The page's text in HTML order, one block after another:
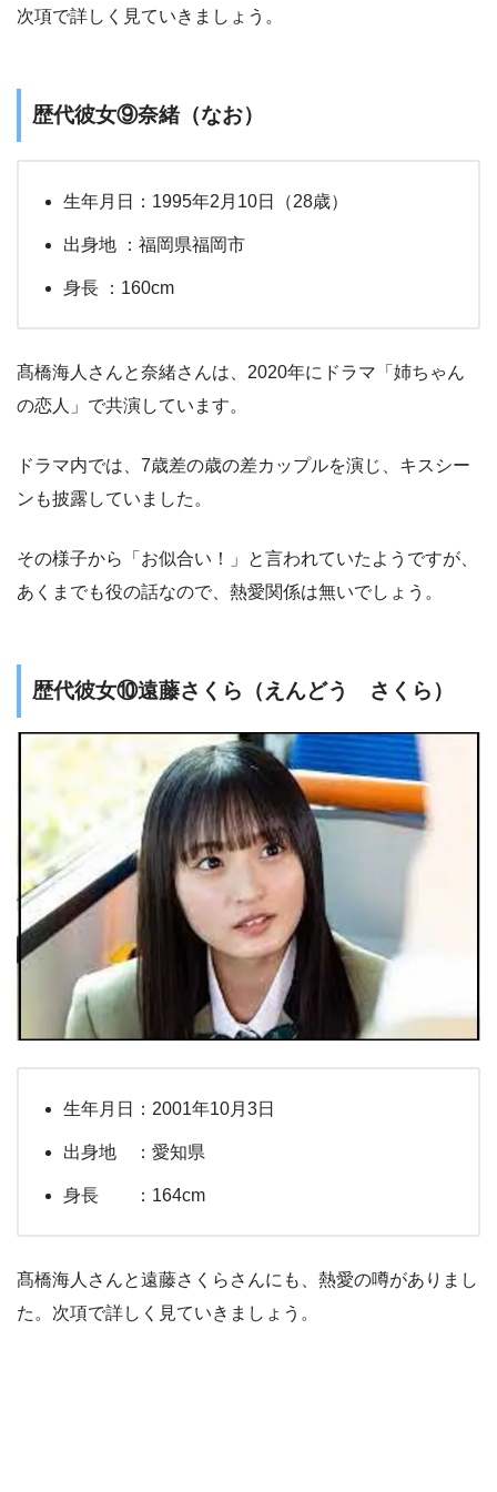
次項で詳しく見ていきましょう。
歴代彼女⑨奈緒（なお）
生年月日：1995年2月10日（28歳）
出身地 ：福岡県福岡市
身長 ：160cm
髙橋海人さんと奈緒さんは、2020年にドラマ「姉ちゃん
の恋人」で共演しています。
ドラマ内では、7歳差の歳の差カップルを演じ、キスシー
ンも披露していました。
その様子から「お似合い！」と言われていたようですが、
あくまでも役の話なので、熱愛関係は無いでしょう。
歴代彼女⑩遠藤さくら（えんどう さくら）
生年月日：2001年10月3日
出身地 ：愛知県
身長 ：164cm
髙橋海人さんと遠藤さくらさんにも、熱愛の噂がありまし
た。次項で詳しく見ていきましょう。